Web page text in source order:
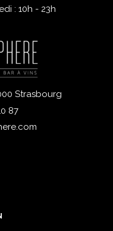
: 10h - 23h
Strasbourg
87